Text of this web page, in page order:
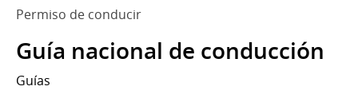
Permiso de conducir
Guía nacional de conducción
Guías